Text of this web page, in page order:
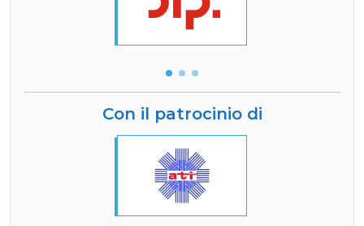
Con il patrocinio di